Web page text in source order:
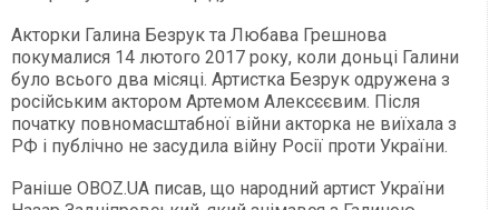
Акторки Галина Безрук та Любава Грешнова
покумалися 14 лютого 2017 року, коли доньці Галини
було всього два місяці. Артистка Безрук одружена з
російським актором Артемом Алексєєвим. Після
початку повномасштабної війни акторка не виїхала з
РФ і публічно не засудила війну Росії проти України.
Раніше OBOZ.UA писав, що народний артист України